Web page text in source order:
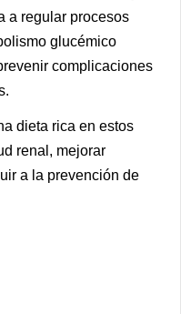
a regular procesos
glucémico
complicaciones
dieta rica en estos
renal, mejorar
a la prevención de